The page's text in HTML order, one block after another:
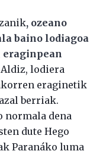
, ozeano
baino lodiagoa
eraginpean
Aldiz, lodiera
eraginetik
berriak.
normala dena
dute Hego
Paranáko luma